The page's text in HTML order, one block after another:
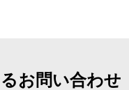
お問い合わせ